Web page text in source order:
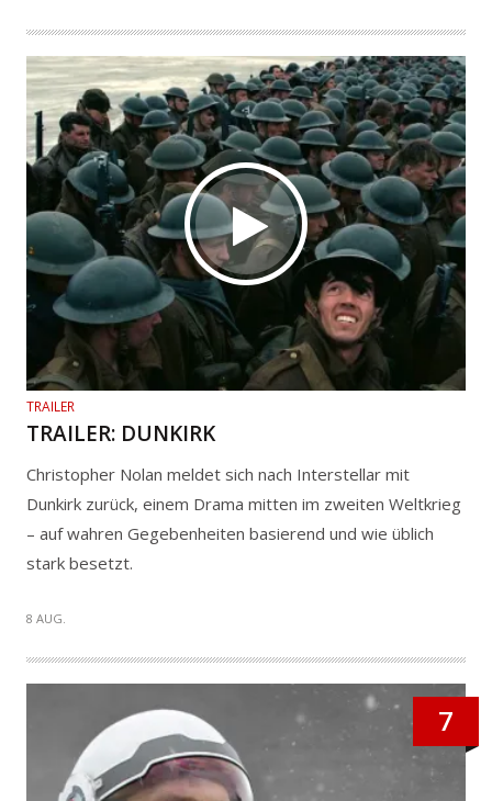
TRAILER
TRAILER: DUNKIRK
Christopher Nolan meldet sich nach Interstellar mit
Dunkirk zurück, einem Drama mitten im zweiten Weltkrieg
– auf wahren Gegebenheiten basierend und wie üblich
stark besetzt.
8 AUG.
7